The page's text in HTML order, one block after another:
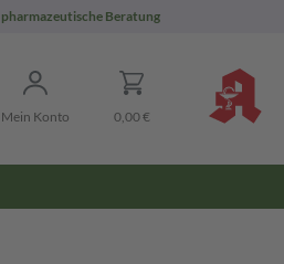
pharmazeutische Beratung
Mein Konto 0,00 €